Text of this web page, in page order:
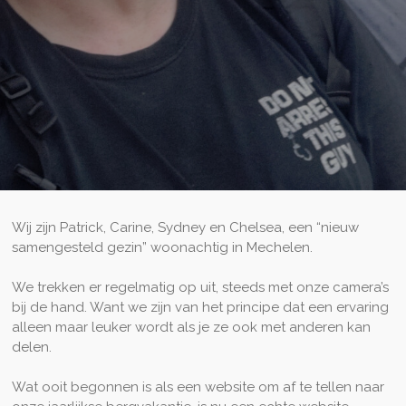
Wij zijn Patrick, Carine, Sydney en Chelsea, een “nieuw
samengesteld gezin” woonachtig in Mechelen.
We trekken er regelmatig op uit, steeds met onze camera’s
bij de hand. Want we zijn van het principe dat een ervaring
alleen maar leuker wordt als je ze ook met anderen kan
delen.
Wat ooit begonnen is als een website om af te tellen naar